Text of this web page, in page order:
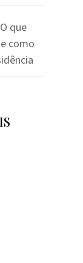
que
como